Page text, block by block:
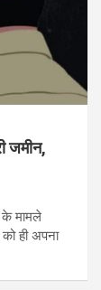
जमीन,
के मामले
ही अपना